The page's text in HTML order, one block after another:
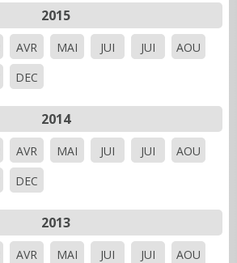
2015
AVR MAI JUI JUI
AOU
DEC
2014
AVR MAI JUI JUI
AOU
DEC
2013
AVR MAI JUI JUI
AOU